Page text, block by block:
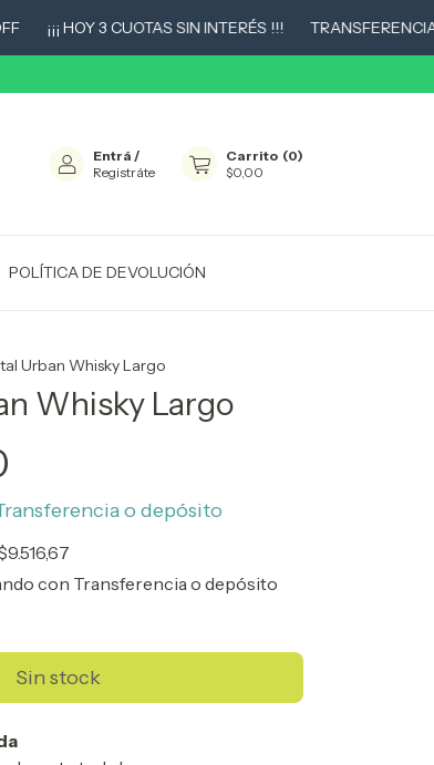
¡¡¡ HOY 3 CUOTAS SIN INTERÉS !!! TRANSFERENCIA
Entrá /
Registráte
Carrito (0)
$0,00
POLÍTICA DE DEVOLUCIÓN
Urban Whisky Largo
Whisky Largo
o depósito
con Transferencia o depósito